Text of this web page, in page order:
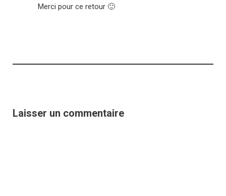
Merci pour ce retour 🙂
Laisser un commentaire